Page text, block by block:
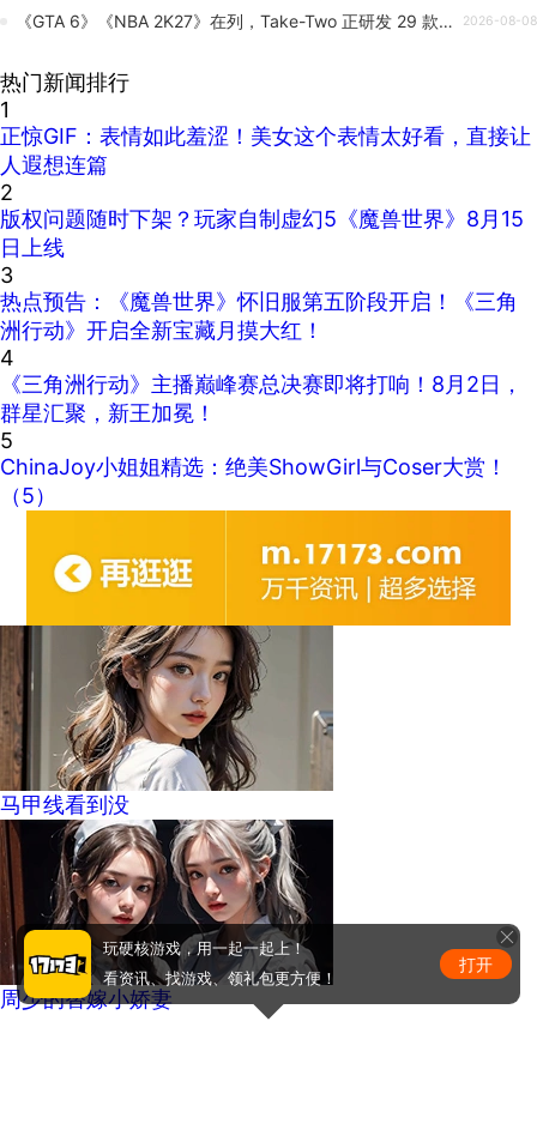
《GTA 6》《NBA 2K27》在列，Take-Two 正研发 29 款游戏 2026-08-08
热门新闻排行
1
正惊GIF：表情如此羞涩！美女这个表情太好看，直接让
人遐想连篇
2
版权问题随时下架？玩家自制虚幻5《魔兽世界》8月15
日上线
3
热点预告：《魔兽世界》怀旧服第五阶段开启！《三角
洲行动》开启全新宝藏月摸大红！
4
《三角洲行动》主播巅峰赛总决赛即将打响！8月2日，
群星汇聚，新王加冕！
5
ChinaJoy小姐姐精选：绝美ShowGirl与Coser大赏！
（5）
马甲线看到没
周少的替嫁小娇妻
玩硬核游戏，用一起一起上！
看资讯、找游戏、领礼包更方便！
打开